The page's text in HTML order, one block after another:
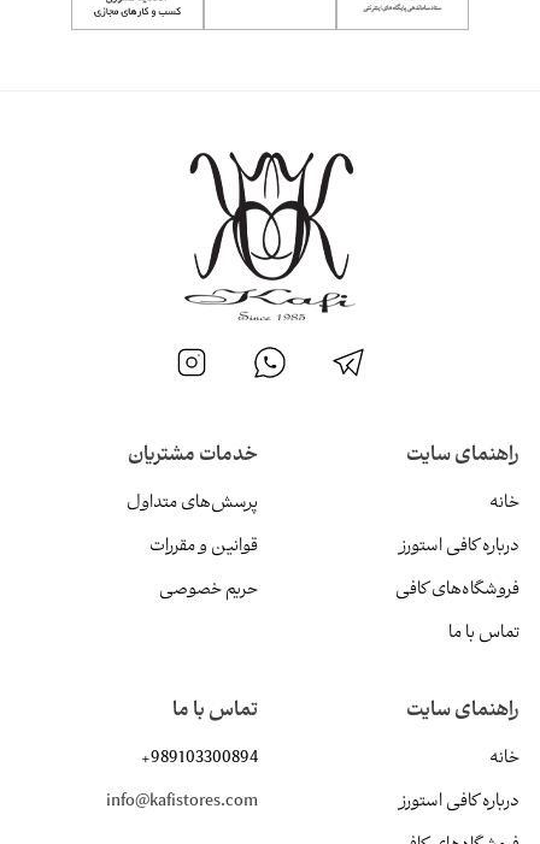
راهنمای سایت
خانه
درباره کافی استورز
فروشگاه‌های کافی
تماس با ما
خدمات مشتریان
پرسش‌های متداول
قوانین و مقررات
حریم خصوصی
راهنمای سایت
خانه
درباره کافی استورز
تماس با ما
+989103300894
info@kafistores.com